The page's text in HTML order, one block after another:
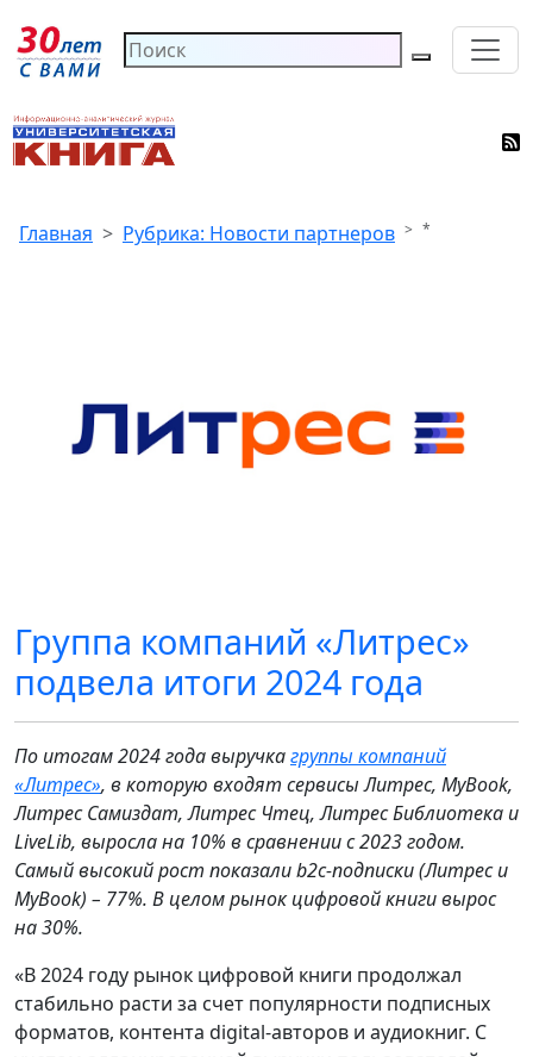
Главная Рубрика: Новости партнеров *
Группа компаний «Литрес»
подвела итоги 2024 года
По итогам 2024 года выручкагруппы компаний
«Литрес», в которую входят сервисы Литрес, MyBook,
Литрес Самиздат, Литрес Чтец, Литрес Библиотека и
LiveLib, выросла на 10% в сравнении с 2023 годом.
Самый высокий рост показалиb2c-подписки (Литрес и
MyBook) – 77%. В целом рынок цифровой книги вырос
на 30%.
«В 2024 году рынок цифровой книги продолжал
стабильно расти за счет популярности подписных
форматов, контента digital-авторов и аудиокниг. С